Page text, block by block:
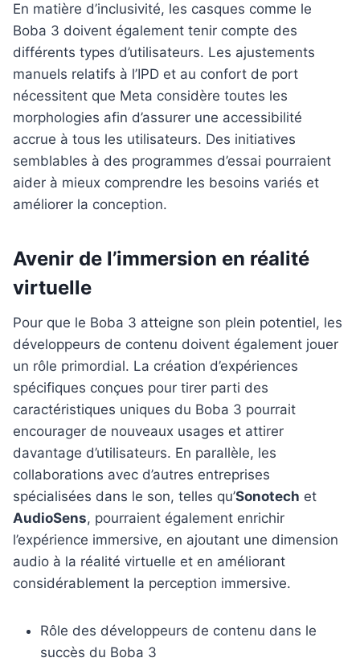
En matière d’inclusivité, les casques comme le
Boba 3 doivent également tenir compte des
différents types d’utilisateurs. Les ajustements
manuels relatifs à l’IPD et au confort de port
nécessitent que Meta considère toutes les
morphologies afin d’assurer une accessibilité
accrue à tous les utilisateurs. Des initiatives
semblables à des programmes d’essai pourraient
aider à mieux comprendre les besoins variés et
améliorer la conception.
Avenir de l’immersion en réalité
virtuelle
Pour que le Boba 3 atteigne son plein potentiel, les
développeurs de contenu doivent également jouer
un rôle primordial. La création d’expériences
spécifiques conçues pour tirer parti des
caractéristiques uniques du Boba 3 pourrait
encourager de nouveaux usages et attirer
davantage d’utilisateurs. En parallèle, les
collaborations avec d’autres entreprises
spécialisées dans le son, telles qu’Sonotech et
AudioSens, pourraient également enrichir
l’expérience immersive, en ajoutant une dimension
audio à la réalité virtuelle et en améliorant
considérablement la perception immersive.
Rôle des développeurs de contenu dans le
succès du Boba 3